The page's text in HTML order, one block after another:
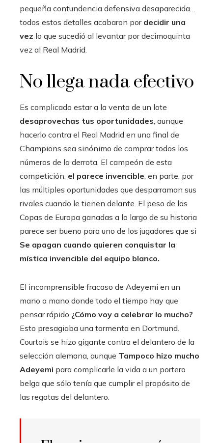
pequeña contundencia defensiva desaparecida…
todos estos detalles acabaron por decidir una
vez lo que sucedió al levantar por decimoquinta
vez al Real Madrid.
No llega nada efectivo
Es complicado estar a la venta de un lote
desaprovechas tus oportunidades , aunque
hacerlo contra el Real Madrid en una final de
Champions sea sinónimo de comprar todos los
números de la derrota. El campeón de esta
competición. el parece invencible , en parte, por
las múltiples oportunidades que desparraman sus
rivales cuando le tienen delante. El peso de las
Copas de Europa ganadas a lo largo de su historia
parece ser bueno para uno de los jugadores que si
Se apagan cuando quieren conquistar la
mística invencible del equipo blanco.
El incomprensible fracaso de Adeyemi en un
mano a mano donde todo el tiempo hay que
pensar rápido ¿Cómo voy a celebrar lo mucho?
Esto presagiaba una tormenta en Dortmund.
Courtois se hizo gigante contra el delantero de la
selección alemana, aunque Tampoco hizo mucho
Adeyemi para complicarle la vida a un portero
belga que sólo tenía que cumplir el propósito de
las regatas del delantero.